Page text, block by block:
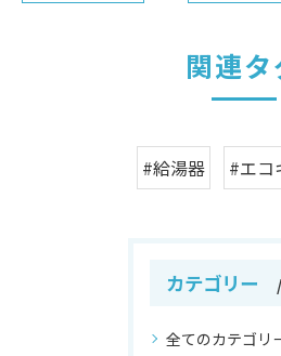
関連タ
#給湯器 #エコ
カテゴリー
全てのカテゴリ